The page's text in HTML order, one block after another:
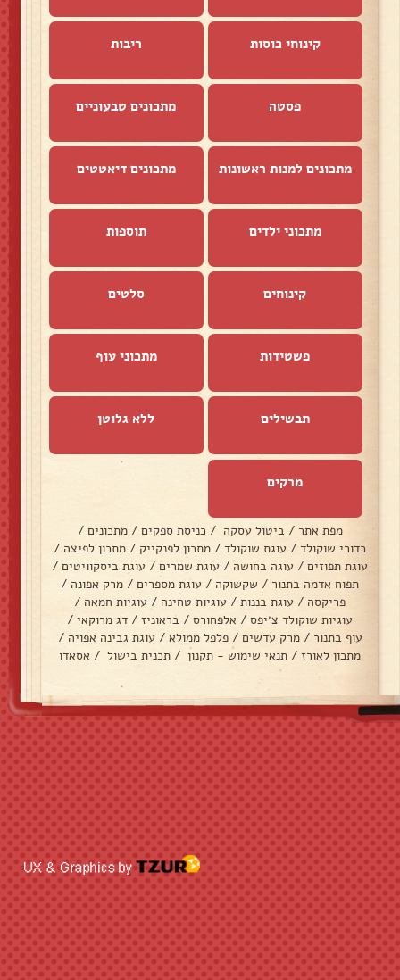
קינוחי כוסות ריבות
פסטה מתכונים טבעוניים
מתכונים למנות ראשונות מתכונים דיאטטים
מתכוני ילדים תוספות
קינוחים סלטים
פשטידות מתכוני עוף
תבשילים ללא גלוטן
מרקים
מפת אתר / ביטול עסקה / כניסת ספקים / מתכונים /
כדורי שוקולד / עוגת שוקולד / מתכון לפנקייק / מתכון לפיצה /
עוגת תפוזים / עוגה בחושה / עוגת שמרים / עוגת ביסקוויטים /
תפוח אדמה בתנור / שקשוקה / עוגת מספרים / מרק אפונה /
פריקסה / עוגת בננות / עוגיות טחינה / עוגיות חמאה /
עוגיות שוקולד צ׳יפס / אלפחורס / בראוניז / דג מרוקאי /
עוף בתנור / מרק עדשים / פלפל ממולא / עוגת גבינה אפויה /
מתכון לאורז / תנאי שימוש - תקנון / תכנית בישול / אסאדו